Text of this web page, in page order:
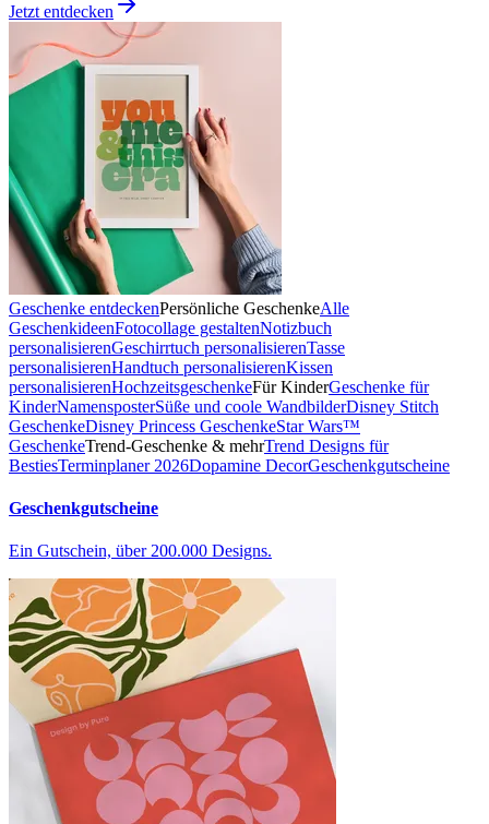
Jetzt entdecken
Geschenke entdeckenPersönliche GeschenkeAlle
GeschenkideenFotocollage gestaltenNotizbuch
personalisierenGeschirrtuch personalisierenTasse
personalisierenHandtuch personalisierenKissen
personalisierenHochzeitsgeschenkeFür KinderGeschenke für
KinderNamensposterSüße und coole WandbilderDisney Stitch
GeschenkeDisney Princess GeschenkeStar Wars™
GeschenkeTrend-Geschenke & mehrTrend Designs für
BestiesTerminplaner 2026Dopamine DecorGeschenkgutscheine
Geschenkgutscheine
Ein Gutschein, über 200.000 Designs.